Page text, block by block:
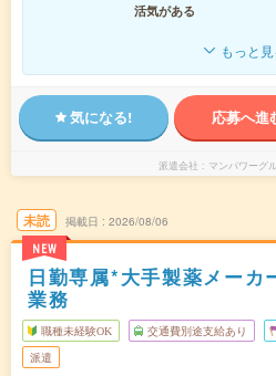
活気がある
もっと
気になる! 応募へ進
派遣会社 マンパワーグ
未読
NEW
掲載日 2026/08/06
日勤専属*大手製薬メーカ
業務
職種未経験OK 交通費別途支給あり
派遣